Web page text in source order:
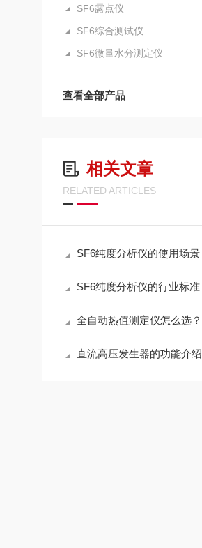
SF6露点仪
SF6综合测试仪
SF6微量水分测定仪
查看全部产品
相关文章
RELATED ARTICLES
SF6纯度分析仪的使用场景
SF6纯度分析仪的行业标准
全自动热值测定仪怎么选？这几个维度最容易被忽视
直流高压发生器的功能介绍